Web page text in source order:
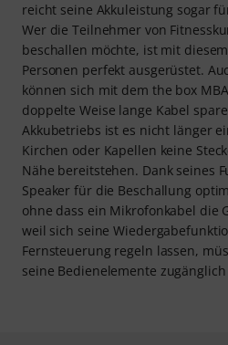
reicht seine Akkuleistung sogar
Wer die Teilnehmer von
beschallen möchte, ist mit
Personen perfekt ausgerüstet.
können sich mit dem the box
doppelte Weise lange Kabel
Akkubetriebs ist es nicht länger
Kirchen oder Kapellen keine
Nähe bereitstehen. Dank seines
Speaker für die Beschallung
ohne dass ein Mikrofonkabel die
weil sich seine
Fernsteuerung regeln lassen,
seine Bedienelemente